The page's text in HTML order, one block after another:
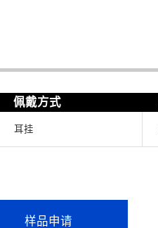
佩戴方式
耳挂
样品申请